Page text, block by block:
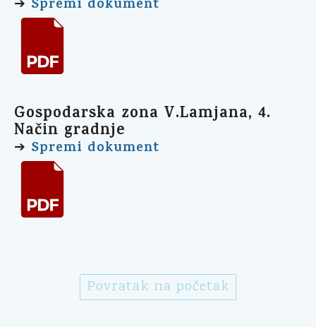
➔ Spremi dokument
Gospodarska zona V.Lamjana, 4.
Način gradnje
➔ Spremi dokument
Povratak na početak